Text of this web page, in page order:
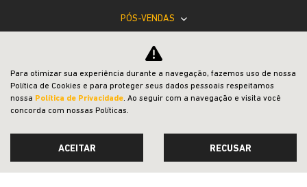
PÓS-VENDAS
INSTITUCIONAL
BLOG
COMPARATIVO
Para otimizar sua experiência durante a navegação, fazemos uso de nossa
Política de Cookies e para proteger seus dados pessoais respeitamos
nossa Política de Privacidade. Ao seguir com a navegação e visita você
concorda com nossas Políticas.
ACEITAR RECUSAR